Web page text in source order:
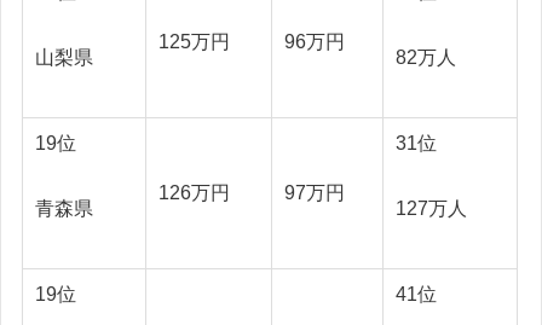
山梨県
125万円 96万円
82万人
19位
青森県
126万円 97万円
31位
127万人
19位 41位